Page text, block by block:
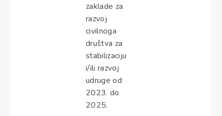
zaklade za
razvoj
civilnoga
društva za
stabilizaciju
i/ili razvoj
udruge od
2023. do
2025.